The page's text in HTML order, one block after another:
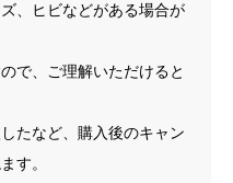
、ヒビなどがある場合が
で、ご理解いただけると
たなど、購入後のキャン
す。